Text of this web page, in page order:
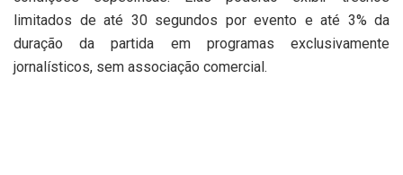
limitados de até 30 segundos por evento e até 3% da
duração da partida em programas exclusivamente
jornalísticos, sem associação comercial.